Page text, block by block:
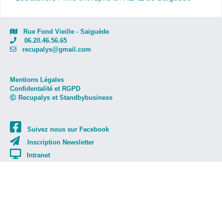
Rue Fond Vieille - Saiguède
06.20.46.56.65
recupalys@gmail.com
Mentions Légales
Confidentalité et RGPD
Recupalys et Standbybusiness
Suivez nous sur Facebook
Inscription Newsletter
Intranet